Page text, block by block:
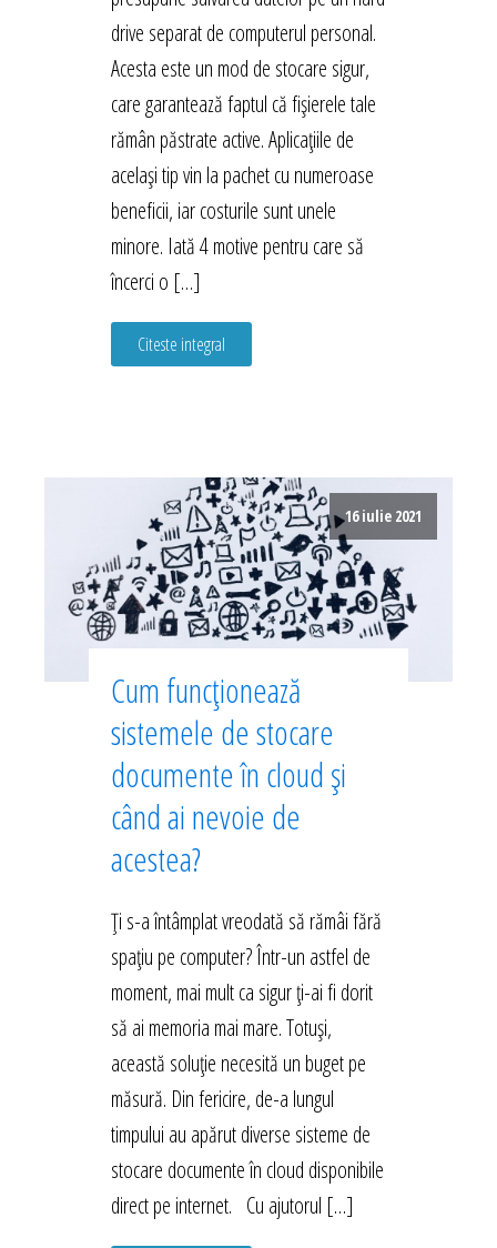
drive separat de computerul personal.
Acesta este un mod de stocare sigur,
care garantează faptul că fișierele tale
rămân păstrate active. Aplicațiile de
același tip vin la pachet cu numeroase
beneficii, iar costurile sunt unele
minore. Iată 4 motive pentru care să
încerci o […]
Citeste integral
16 iulie 2021
Cum funcționează
sistemele de stocare
documente în cloud și
când ai nevoie de
acestea?
Ți s-a întâmplat vreodată să rămâi fără
spațiu pe computer? Într-un astfel de
moment, mai mult ca sigur ți-ai fi dorit
să ai memoria mai mare. Totuși,
această soluție necesită un buget pe
măsură. Din fericire, de-a lungul
timpului au apărut diverse sisteme de
stocare documente în cloud disponibile
direct pe internet. Cu ajutorul […]